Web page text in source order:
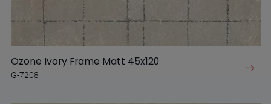
Ozone Ivory Frame Matt 45x120
G-7208